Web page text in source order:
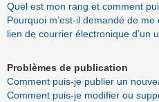
Quel est mon rang et comment
Pourquoi m’est-il demandé de
lien de courrier électronique d’un
Problèmes de publication
Comment puis-je publier un
Comment puis-je modifier ou